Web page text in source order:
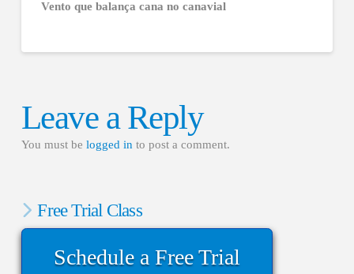
Vento que balança cana no canavial
Leave a Reply
You must be logged in to post a comment.
Free Trial Class
Schedule a Free Trial